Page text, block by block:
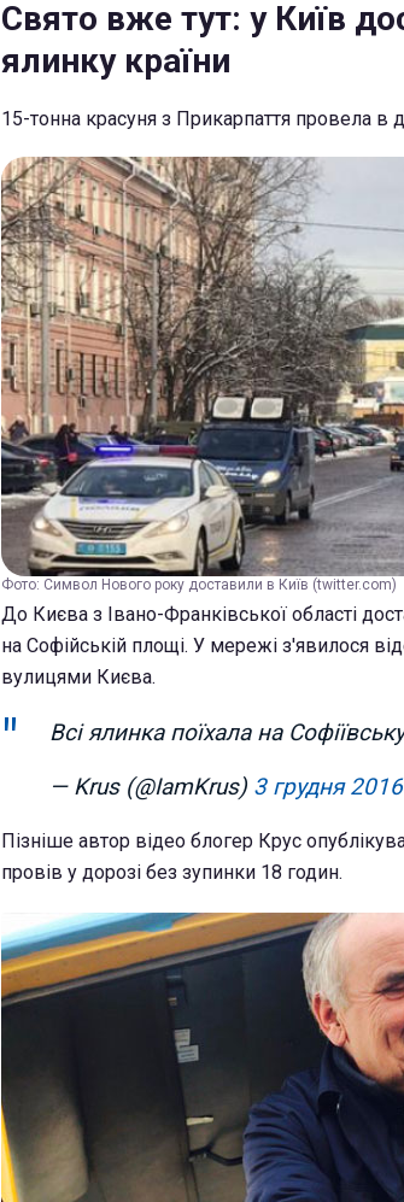
Свято вже тут: у Київ
ялинку країни
15-тонна красуня з Прикарпаття провела в
Фото: Символ Нового року доставили в Київ (twitter.com)
До Києва з Івано-Франківської області
на Софійській площі. У мережі з'явилося
вулицями Києва.
Всі ялинка поїхала на
— Krus (@IamKrus) 3 грудня
Пізніше автор відео блогер Крус
провів у дорозі без зупинки 18 годин.